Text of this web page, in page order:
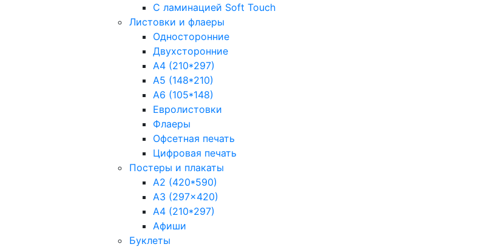
C ламинацией Soft Touch
Листовки и флаеры
Односторонние
Двухсторонние
А4 (210*297)
А5 (148*210)
А6 (105*148)
Евролистовки
Флаеры
Офсетная печать
Цифровая печать
Постеры и плакаты
A2 (420*590)
A3 (297x420)
A4 (210*297)
Афиши
Буклеты